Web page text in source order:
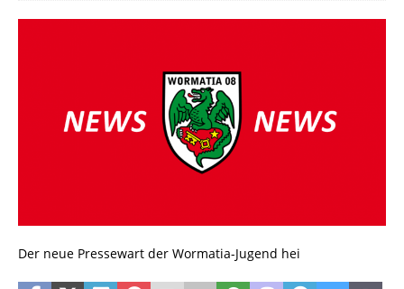
Der neue Pressewart der Wormatia-Jugend hei